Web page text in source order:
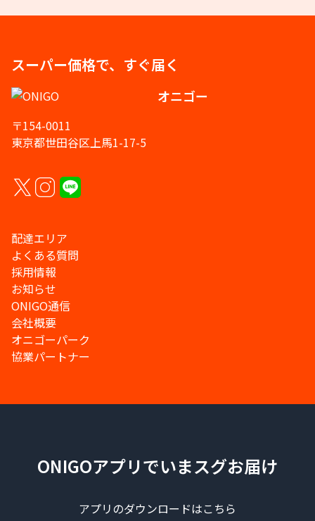
スーパー価格で、すぐ届く
オニゴー
〒154-0011
東京都世田谷区上馬1-17-5
配達エリア
よくある質問
採用情報
お知らせ
ONIGO通信
会社概要
オニゴーパーク
協業パートナー
ONIGOアプリでいまスグお届け
アプリのダウンロードはこちら